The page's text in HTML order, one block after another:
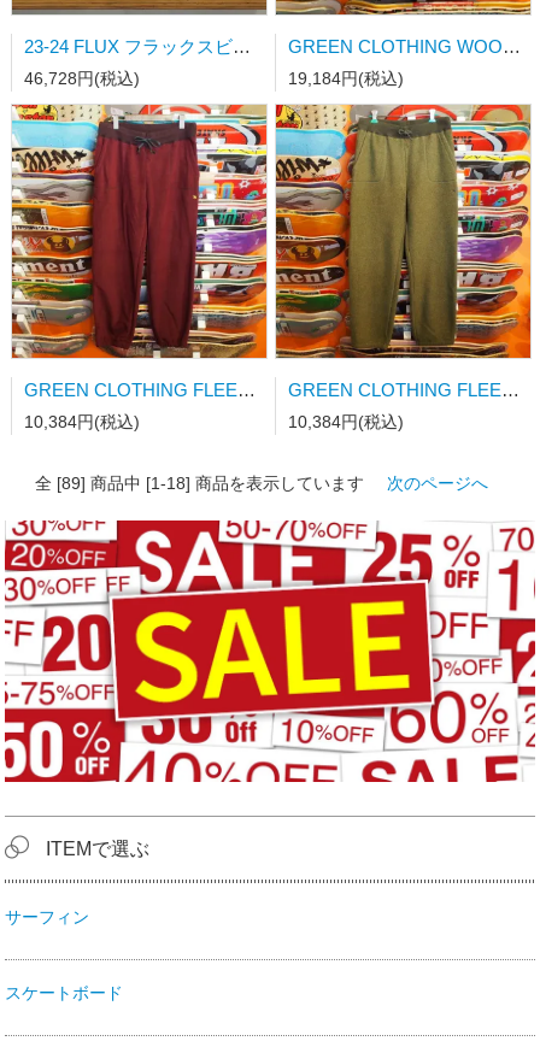
23-24 FLUX フラックスビンディング DS-LTD MATT BLACK Mサイズ
46,728円(税込)
GREEN CLOTHING WOOL FLANNEL SHRAT Lサイズ
19,184円(税込)
GREEN CLOTHING FLEECE PANTS Lサイズ
10,384円(税込)
GREEN CLOTHING FLEECE PANTS Mサイズ
10,384円(税込)
全 [89] 商品中 [1-18] 商品を表示しています 次のページへ
ITEMで選ぶ
サーフィン
スケートボード